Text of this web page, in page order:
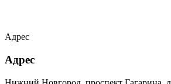
Адрес
Адрес